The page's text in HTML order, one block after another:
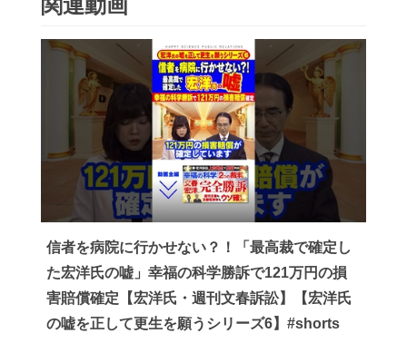
関連動画
信者を病院に行かせない？！「最高裁で確定し
た宏洋氏の嘘」幸福の科学勝訴で121万円の損
害賠償確定【宏洋氏・週刊文春訴訟】【宏洋氏
の嘘を正して更生を願うシリーズ6】#shorts